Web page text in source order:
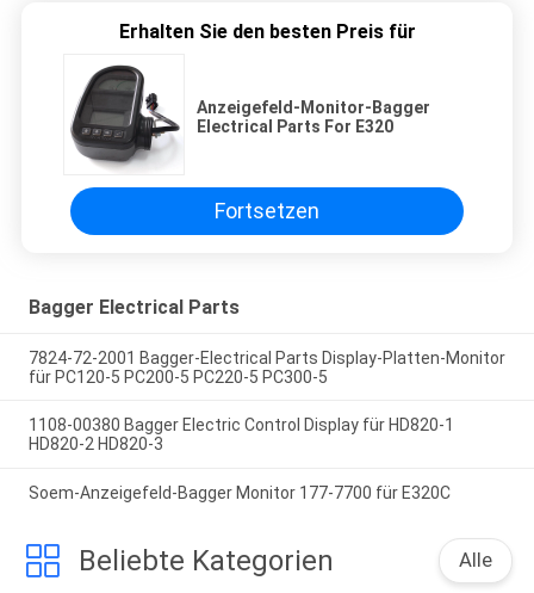
Erhalten Sie den besten Preis für
Anzeigefeld-Monitor-Bagger
Electrical Parts For E320
Fortsetzen
Bagger Electrical Parts
7824-72-2001 Bagger-Electrical Parts Display-Platten-Monitor
für PC120-5 PC200-5 PC220-5 PC300-5
1108-00380 Bagger Electric Control Display für HD820-1
HD820-2 HD820-3
Soem-Anzeigefeld-Bagger Monitor 177-7700 für E320C
Beliebte Kategorien Alle